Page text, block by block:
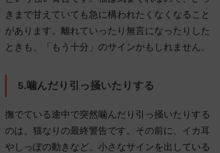
きまで甘えていても急に構われたくなくなること
があります。離れていったり無言になったりした
ときも、「もう十分」のサインかもしれません。
5.噛んだり引っ掻いたりする
撫でている途中で突然噛んだり引っ掻いたりする
のは、猫なりの最終警告です。その前に、イカ耳
やしっぽの動きなど、小さなサインを出している